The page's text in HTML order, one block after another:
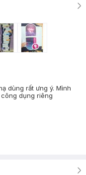
dùng rất ưng ý. Mình
dụng riêng